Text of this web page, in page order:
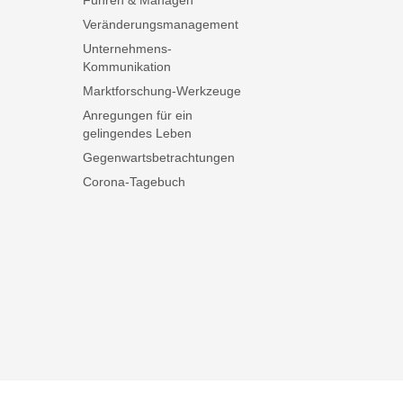
Veränderungsmanagement
Unternehmens-
Kommunikation
Marktforschung-Werkzeuge
Anregungen für ein
gelingendes Leben
Gegenwartsbetrachtungen
Corona-Tagebuch